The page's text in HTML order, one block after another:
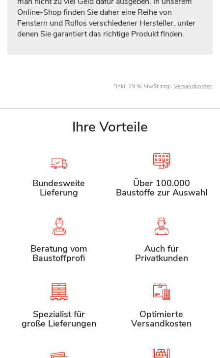
Online-Shop finden Sie daher eine Reihe von
Fenstern und Rollos verschiedener Hersteller, unter
denen Sie garantiert das richtige Produkt finden.
*inkl. 19 % MwSt zzgl. Versandkosten
Ihre Vorteile
Bundesweite
Lieferung
Über 100.000
Baustoffe zur Auswahl
Beratung vom
Baustoffprofi
Auch für
Privatkunden
Spezialist für
große Lieferungen
Optimierte
Versandkosten